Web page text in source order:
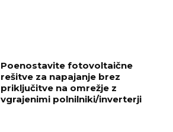
Poenostavite fotovoltaične
rešitve za napajanje brez
priključitve na omrežje z
vgrajenimi polnilniki/inverterji